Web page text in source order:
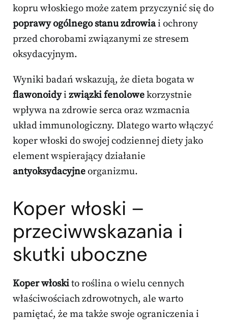
kopru włoskiego może zatem przyczynić się do
poprawy ogólnego stanu zdrowiai ochrony
przed chorobami związanymi ze stresem
oksydacyjnym.
Wyniki badań wskazują, że dieta bogata w
flawonoidyi związki fenolowekorzystnie
wpływa na zdrowie serca oraz wzmacnia
układ immunologiczny. Dlatego warto włączyć
koper włoski do swojej codziennej diety jako
element wspierający działanie
antyoksydacyjneorganizmu.
Koper włoski –
przeciwwskazania i
skutki uboczne
Koper włoskito roślina o wielu cennych
właściwościach zdrowotnych, ale warto
pamiętać, że ma także swoje ograniczenia i